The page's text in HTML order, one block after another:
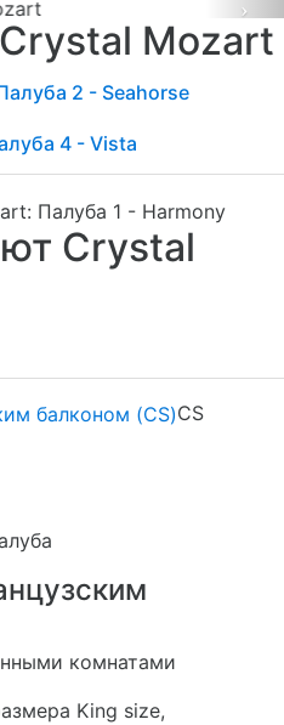
Mozart
2 - Seahorse
4 - Vista
Crystal
CS
комнатами
King size,